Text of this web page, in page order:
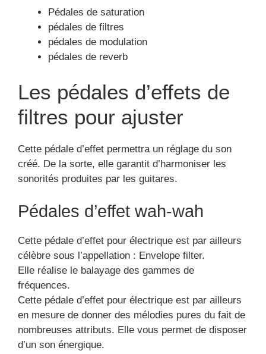
Pédales de saturation
pédales de filtres
pédales de modulation
pédales de reverb
Les pédales d’effets de
filtres pour ajuster
Cette pédale d’effet permettra un réglage du son
créé. De la sorte, elle garantit d’harmoniser les
sonorités produites par les guitares.
Pédales d’effet wah-wah
Cette pédale d’effet pour électrique est par ailleurs
célèbre sous l’appellation : Envelope filter.
Elle réalise le balayage des gammes de
fréquences.
Cette pédale d’effet pour électrique est par ailleurs
en mesure de donner des mélodies pures du fait de
nombreuses attributs. Elle vous permet de disposer
d’un son énergique.